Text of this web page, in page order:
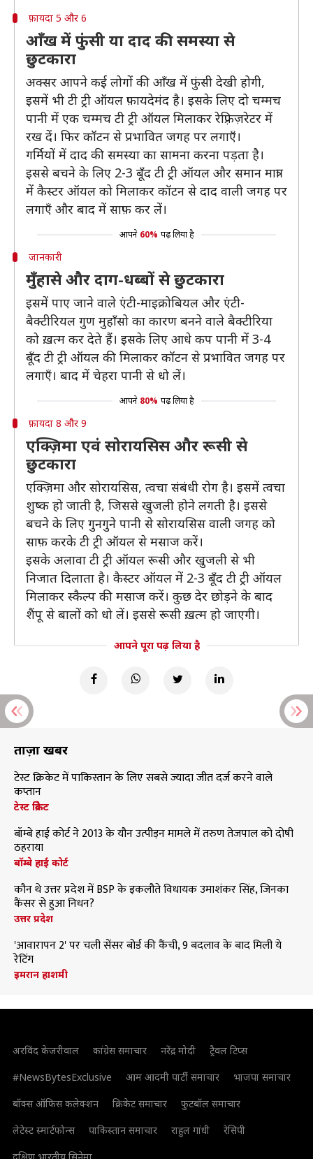
फ़ायदा 5 और 6
आँख में फुंसी या दाद की समस्या से
छुटकारा
अक्सर आपने कई लोगों की आँख में फुंसी देखी होगी,
इसमें भी टी ट्री ऑयल फ़ायदेमंद है। इसके लिए दो चम्मच
पानी में एक चम्मच टी ट्री ऑयल मिलाकर रेफ़्रिज़रेटर में
रख दें। फिर कॉटन से प्रभावित जगह पर लगाएँ।
गर्मियों में दाद की समस्या का सामना करना पड़ता है।
इससे बचने के लिए 2-3 बूँद टी ट्री ऑयल और समान मात्रा
में कैस्टर ऑयल को मिलाकर कॉटन से दाद वाली जगह पर
लगाएँ और बाद में साफ़ कर लें।
आपने 60% पढ़ लिया है
जानकारी
मुँहासे और दाग-धब्बों से छुटकारा
इसमें पाए जाने वाले एंटी-माइक्रोबियल और एंटी-
बैक्टीरियल गुण मुहाँसो का कारण बनने वाले बैक्टीरिया
को ख़त्म कर देते हैं। इसके लिए आधे कप पानी में 3-4
बूँद टी ट्री ऑयल की मिलाकर कॉटन से प्रभावित जगह पर
लगाएँ। बाद में चेहरा पानी से धो लें।
आपने 80% पढ़ लिया है
फ़ायदा 8 और 9
एक्ज़िमा एवं सोरायसिस और रूसी से
छुटकारा
एक्ज़िमा और सोरायसिस, त्वचा संबंधी रोग है। इसमें त्वचा
शुष्क हो जाती है, जिससे खुजली होने लगती है। इससे
बचने के लिए गुनगुने पानी से सोरायसिस वाली जगह को
साफ़ करके टी ट्री ऑयल से मसाज करें।
इसके अलावा टी ट्री ऑयल रूसी और खुजली से भी
निजात दिलाता है। कैस्टर ऑयल में 2-3 बूँद टी ट्री ऑयल
मिलाकर स्कैल्प की मसाज करें। कुछ देर छोड़ने के बाद
शैंपू से बालों को धो लें। इससे रूसी ख़त्म हो जाएगी।
आपने पूरा पढ़ लिया है
ताज़ा खबरें
टेस्ट क्रिकेट में पाकिस्तान के लिए सबसे ज्यादा जीत दर्ज करने वाले
कप्तान
टेस्ट क्रिकेट
बॉम्बे हाई कोर्ट ने 2013 के यौन उत्पीड़न मामले में तरुण तेजपाल को दोषी
ठहराया
बॉम्बे हाई कोर्ट
कौन थे उत्तर प्रदेश में BSP के इकलौते विधायक उमाशंकर सिंह, जिनका
कैंसर से हुआ निधन?
उत्तर प्रदेश
'आवारापन 2' पर चली सेंसर बोर्ड की कैंची, 9 बदलाव के बाद मिली ये
रेटिंग
इमरान हाशमी
अरविंद केजरीवाल कांग्रेस समाचार नरेंद्र मोदी
ट्रैवल टिप्स
#NewsBytesExclusive
आम आदमी पार्टी समाचार
भाजपा समाचार
बॉक्स ऑफिस कलेक्शन
क्रिकेट समाचार
फुटबॉल समाचार
लेटेस्ट स्मार्टफोन्स
पाकिस्तान समाचार राहुल गांधी
रेसिपी